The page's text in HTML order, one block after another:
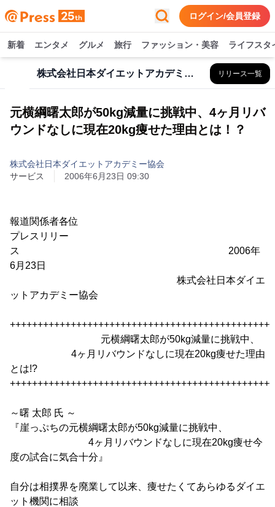
ログイン/会員登録
新着 エンタメ グルメ 旅行 ファッション・美容 ライフスタ
株式会社日本ダイエットアカデミー協会 リリース一覧
元横綱曙太郎が50kg減量に挑戦中、4ヶ月リバ
ウンドなしに現在20kg痩せた理由とは！？
株式会社日本ダイエットアカデミー協会
サービス
2006年6月23日 09:30
報道関係者各位
プレスリリー
ス 2006年
6月23日
株式会社日本ダイエ
ットアカデミー協会
元横綱曙太郎が50kg減量に挑戦中、
4ヶ月リバウンドなしに現在20kg痩せた理由
とは!?
～曙 太郎 氏 ～
『崖っぷちの元横綱曙太郎が50kg減量に挑戦中、
4ヶ月リバウンドなしに現在20kg痩せ今
度の試合に気合十分』
自分は相撲界を廃業して以来、痩せたくてあらゆるダイエ
ット機関に相談